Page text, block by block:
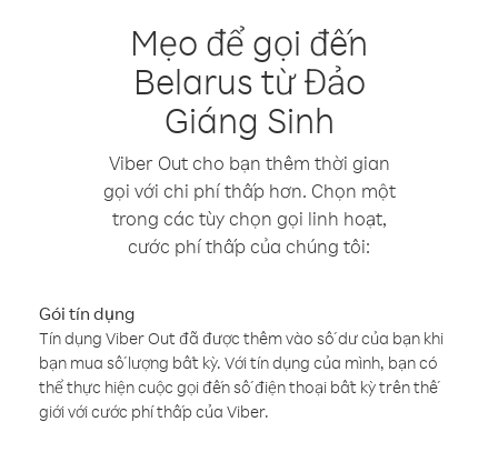
Mẹo để gọi đến
Belarus từ Đảo
Giáng Sinh
Viber Out cho bạn thêm thời gian
gọi với chi phí thấp hơn. Chọn một
trong các tùy chọn gọi linh hoạt,
cước phí thấp của chúng tôi:
Gói tín dụng
Tín dụng Viber Out đã được thêm vào số dư của bạn khi
bạn mua số lượng bất kỳ. Với tín dụng của mình, bạn có
thể thực hiện cuộc gọi đến số điện thoại bất kỳ trên thế
giới với cước phí thấp của Viber.